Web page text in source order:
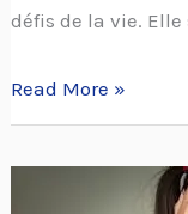
défis de la vie.
Read More »